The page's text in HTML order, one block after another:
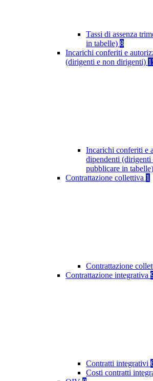
Tassi di assenza
in tabelle) 8
Incarichi conferiti e
(dirigenti e non dirigenti)
Incarichi conferiti e
dipendenti
pubblicare in tabelle)
Contrattazione collettiva 1
Contrattazione
Contrattazione integrativa
Contratti integrativi
Costi contratti